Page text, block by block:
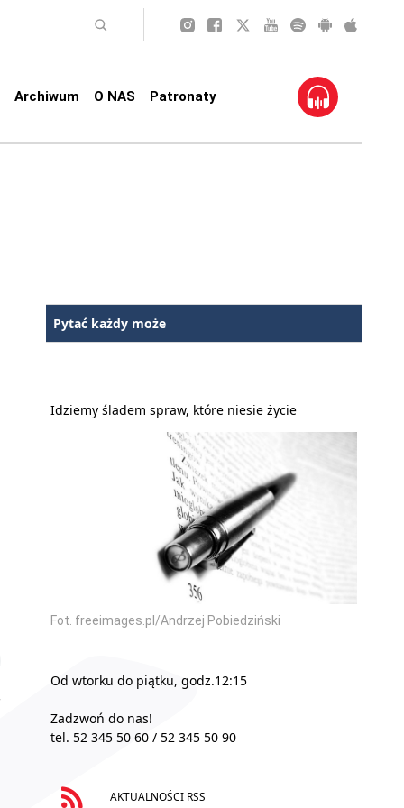
Archiwum O NAS Patronaty
Pytać każdy może
Idziemy śladem spraw, które niesie życie
Fot. freeimages.pl/Andrzej Pobiedziński
Od wtorku do piątku, godz.12:15
Zadzwoń do nas!
tel. 52 345 50 60 / 52 345 50 90
AKTUALNOŚCI RSS